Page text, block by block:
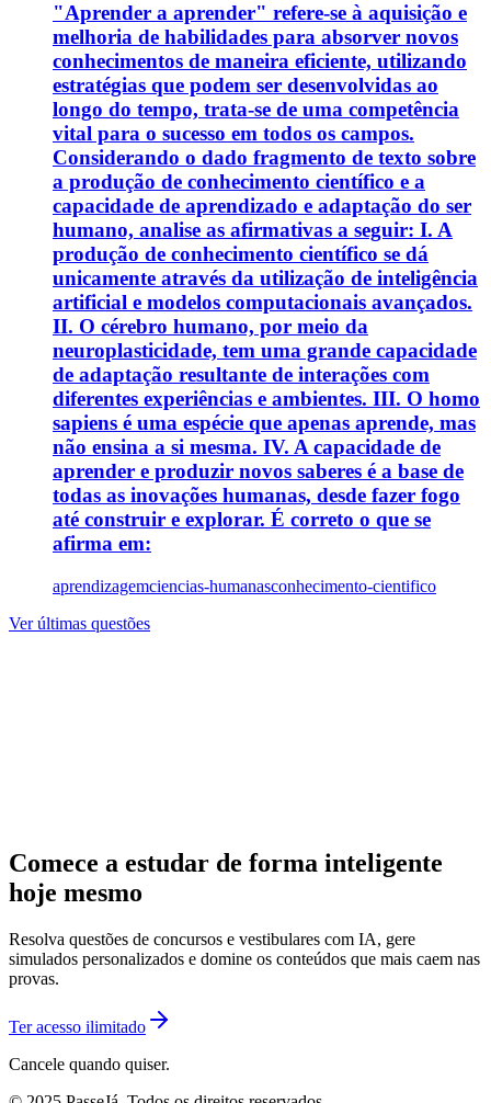
"Aprender a aprender" refere-se à aquisição e
melhoria de habilidades para absorver novos
conhecimentos de maneira eficiente, utilizando
estratégias que podem ser desenvolvidas ao
longo do tempo, trata-se de uma competência
vital para o sucesso em todos os campos.
Considerando o dado fragmento de texto sobre
a produção de conhecimento científico e a
capacidade de aprendizado e adaptação do ser
humano, analise as afirmativas a seguir: I. A
produção de conhecimento científico se dá
unicamente através da utilização de inteligência
artificial e modelos computacionais avançados.
II. O cérebro humano, por meio da
neuroplasticidade, tem uma grande capacidade
de adaptação resultante de interações com
diferentes experiências e ambientes. III. O homo
sapiens é uma espécie que apenas aprende, mas
não ensina a si mesma. IV. A capacidade de
aprender e produzir novos saberes é a base de
todas as inovações humanas, desde fazer fogo
até construir e explorar. É correto o que se
afirma em:
aprendizagemciencias-humanasconhecimento-cientifico
Ver últimas questões
Comece a estudar de forma inteligente
hoje mesmo
Resolva questões de concursos e vestibulares com IA, gere
simulados personalizados e domine os conteúdos que mais caem nas
provas.
Ter acesso ilimitado
Cancele quando quiser.